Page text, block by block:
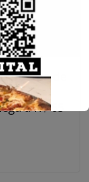
de
de
a R$ 65